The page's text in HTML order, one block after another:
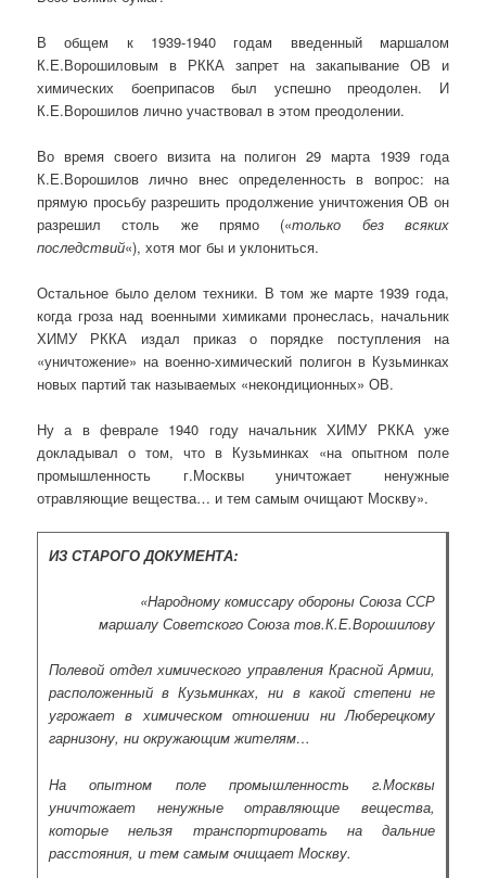
В общем к 1939-1940 годам введенный маршалом
К.Е.Ворошиловым в РККА запрет на закапывание ОВ и
химических боеприпасов был успешно преодолен. И
К.Е.Ворошилов лично участвовал в этом преодолении.
Во время своего визита на полигон 29 марта 1939 года
К.Е.Ворошилов лично внес определенность в вопрос: на
прямую просьбу разрешить продолжение уничтожения ОВ он
разрешил столь же прямо («только без всяких
последствий«), хотя мог бы и уклониться.
Остальное было делом техники. В том же марте 1939 года,
когда гроза над военными химиками пронеслась, начальник
ХИМУ РККА издал приказ о порядке поступления на
«уничтожение» на военно-химический полигон в Кузьминках
новых партий так называемых «некондиционных» ОВ.
Ну а в феврале 1940 году начальник ХИМУ РККА уже
докладывал о том, что в Кузьминках «на опытном поле
промышленность г.Москвы уничтожает ненужные
отравляющие вещества… и тем самым очищают Москву».
ИЗ СТАРОГО ДОКУМЕНТА:
«Народному комиссару обороны Союза ССР
маршалу Советского Союза тов.К.Е.Ворошилову
Полевой отдел химического управления Красной Армии,
расположенный в Кузьминках, ни в какой степени не
угрожает в химическом отношении ни Люберецкому
гарнизону, ни окружающим жителям…
На опытном поле промышленность г.Москвы
уничтожает ненужные отравляющие вещества,
которые нельзя транспортировать на дальние
расстояния, и тем самым очищает Москву.